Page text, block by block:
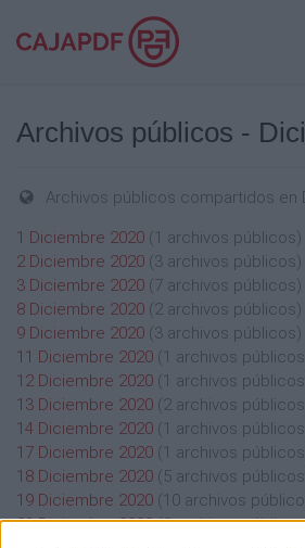
Archivos públicos -
Archivos públicos compartidos en
1 Diciembre 2020 (1 archivos públicos)
2 Diciembre 2020 (3 archivos públicos)
3 Diciembre 2020 (7 archivos públicos)
8 Diciembre 2020 (2 archivos públicos)
9 Diciembre 2020 (3 archivos públicos)
11 Diciembre 2020 (1 archivos
12 Diciembre 2020 (1 archivos
13 Diciembre 2020 (2 archivos
14 Diciembre 2020 (1 archivos
17 Diciembre 2020 (1 archivos
18 Diciembre 2020 (5 archivos
19 Diciembre 2020 (10 archivos
23 Diciembre 2020(2 archivos